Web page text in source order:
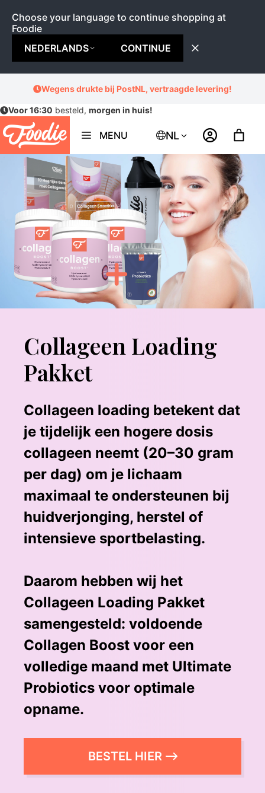
Choose your language to continue shopping at
Foodie
NEDERLANDS
CONTINUE
de
inhoud
Wegens drukte bij PostNL, vertraagde levering!
Voor 16:30 besteld, morgen in huis!
MENU NL
Collageen Loading
Pakket
Collageen loading betekent dat
je tijdelijk een hogere dosis
collageen neemt (20–30 gram
per dag) om je lichaam
maximaal te ondersteunen bij
huidverjonging, herstel of
intensieve sportbelasting.
Daarom hebben wij het
Collageen Loading Pakket
samengesteld: voldoende
Collagen Boost voor een
volledige maand met Ultimate
Probiotics voor optimale
opname.
BESTEL HIER